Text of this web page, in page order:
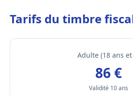
Tarifs du timbre
Adulte (18 ans et
86 €
Validité 10 ans